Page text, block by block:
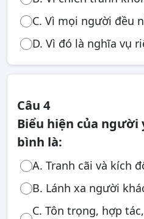
C. Vì mọi người đều
D. Vì đó là nghĩa vụ
Câu 4
Biểu hiện của người
bình là:
A. Tranh cãi và kích
B. Lánh xa người
C. Tôn trọng, hợp